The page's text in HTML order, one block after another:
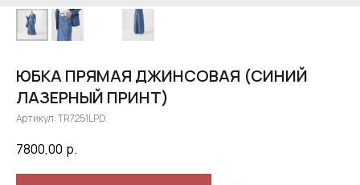
ЮБКА ПРЯМАЯ ДЖИНСОВАЯ (СИНИЙ
ЛАЗЕРНЫЙ ПРИНТ)
Артикул:TR7251LPD
7800,00 р.